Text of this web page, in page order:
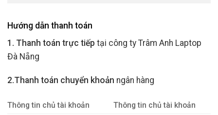
Hướng dẫn thanh toán
1. Thanh toán trực tiếp tại công ty Trâm Anh Laptop
Đà Nẵng
2.Thanh toán chuyển khoản ngân hàng
Thông tin chủ tài khoản Thông tin chủ tài khoản